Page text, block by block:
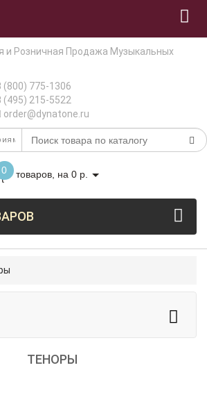
(800) 775-1306
(495) 215-5522
order@dynatone.ru
0 товаров, на 0 р.
ТЕНОРЫ